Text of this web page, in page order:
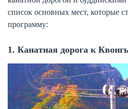
список основных мест, которые
программу:
1. Канатная дорога к